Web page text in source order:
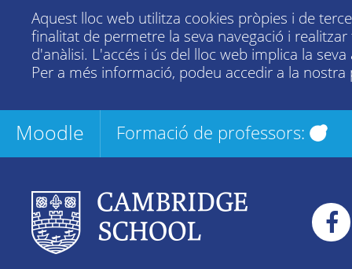
Aquest lloc web utilitza cookies pròpies i de
finalitat de permetre la seva navegació i realitzar
d'anàlisi. L'accés i ús del lloc web implica la seva
Per a més informació, podeu accedir a la nostra
Moodle Formació de professors: